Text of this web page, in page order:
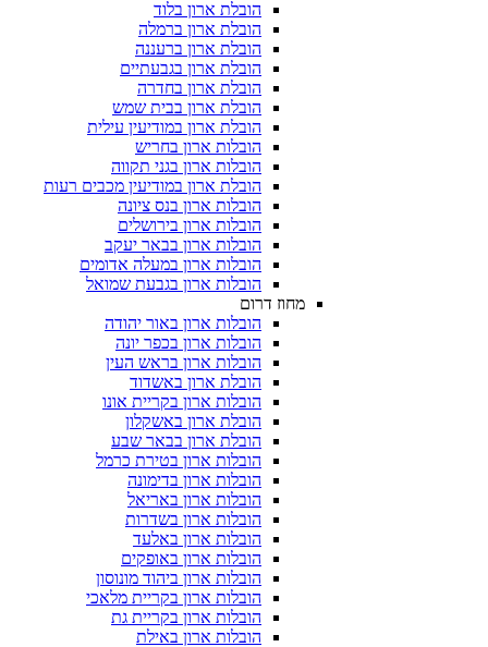
הובלת ארון ברמלה
הובלת ארון ברעננה
הובלת ארון בגבעתיים
הובלת ארון בחדרה
הובלת ארון בבית שמש
הובלת ארון במודיעין עילית
הובלות ארון בחריש
הובלות ארון בגני תקווה
הובלת ארון במודיעין מכבים רעות
הובלות ארון בנס ציונה
הובלות ארון בירושלים
הובלות ארון בבאר יעקב
הובלות ארון במעלה אדומים
הובלות ארון בגבעת שמואל
הובלות ארון באור יהודה
הובלות ארון בכפר יונה
הובלות ארון בראש העין
הובלת ארון באשדוד
הובלות ארון בקריית אונו
הובלת ארון באשקלון
הובלת ארון בבאר שבע
הובלות ארון בטירת כרמל
הובלות ארון בדימונה
הובלות ארון באריאל
הובלות ארון בשדרות
הובלות ארון באלעד
הובלות ארון באופקים
הובלות ארון ביהוד מונוסון
הובלות ארון בקריית מלאכי
הובלות ארון בקריית גת
הובלות ארון באילת